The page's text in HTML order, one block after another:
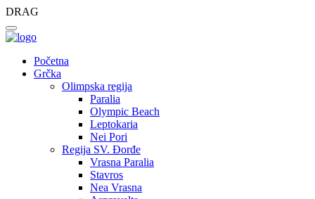
DRAG
Početna
Grčka
Olimpska regija
Paralia
Olympic Beach
Leptokaria
Nei Pori
Regija SV. Đorđe
Vrasna Paralia
Stavros
Nea Vrasna